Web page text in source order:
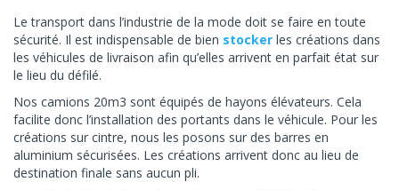
Le transport dans l’industrie de la mode doit se faire en toute
sécurité. Il est indispensable de bien stocker les créations dans
les véhicules de livraison afin qu’elles arrivent en parfait état sur
le lieu du défilé.
Nos camions 20m3 sont équipés de hayons élévateurs. Cela
facilite donc l’installation des portants dans le véhicule. Pour les
créations sur cintre, nous les posons sur des barres en
aluminium sécurisées. Les créations arrivent donc au lieu de
destination finale sans aucun pli.